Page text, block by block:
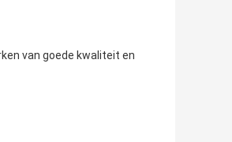
van goede kwaliteit en